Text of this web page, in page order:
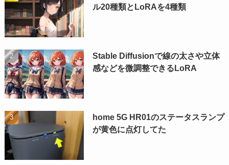
ル20種類とLoRAを4種類
Stable Diffusionで線の太さや立体
感などを微調整できるLoRA
home 5G HR01のステータスランプ
が黄色に点灯してた